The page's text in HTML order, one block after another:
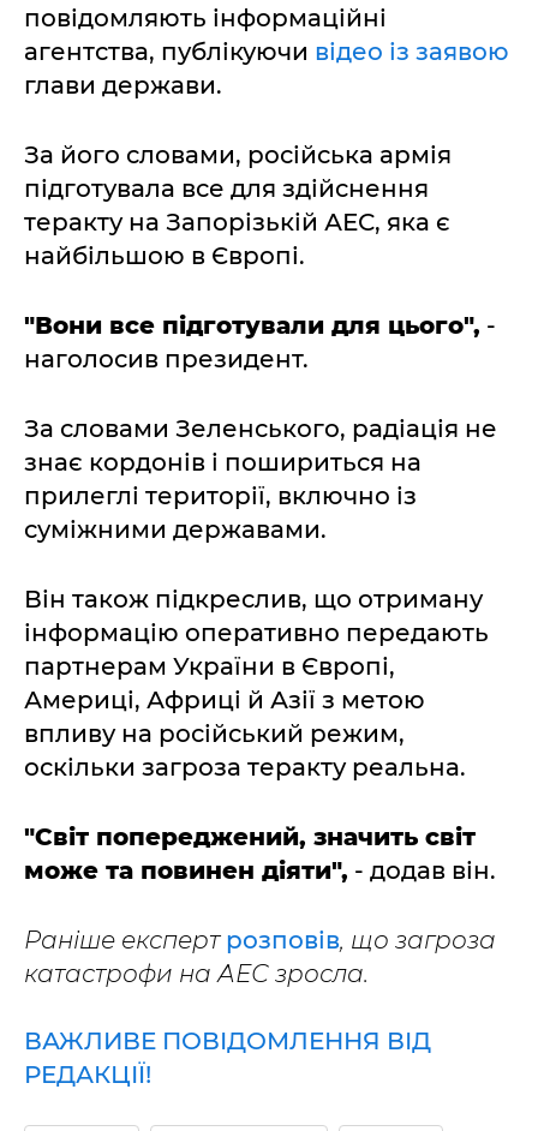
повідомляють інформаційні
агентства, публікуючи відео із заявою
глави держави.
За його словами, російська армія
підготувала все для здійснення
теракту на Запорізькій АЕС, яка є
найбільшою в Європі.
"Вони все підготували для цього", -
наголосив президент.
За словами Зеленського, радіація не
знає кордонів і пошириться на
прилеглі території, включно із
суміжними державами.
Він також підкреслив, що отриману
інформацію оперативно передають
партнерам України в Європі,
Америці, Африці й Азії з метою
впливу на російський режим,
оскільки загроза теракту реальна.
"Світ попереджений, значить світ
може та повинен діяти", - додав він.
Раніше експертрозповів, що загроза
катастрофи на АЕС зросла.
ВАЖЛИВЕ ПОВІДОМЛЕННЯ ВІД
РЕДАКЦІЇ!